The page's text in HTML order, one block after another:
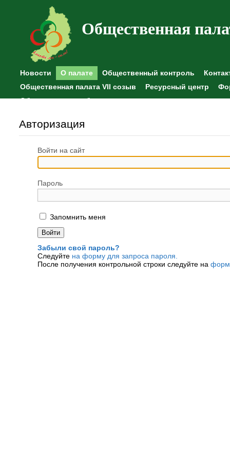
Общественная
Новости О палате Общественный контроль
Общественная палата VII созыв
Ресурсный центр
Общественные наблюдения
Авторизация
Войти на сайт
Пароль
Запомнить меня
Забыли свой пароль?
Следуйте на форму для запроса пароля.
После получения контрольной строки следуйте на